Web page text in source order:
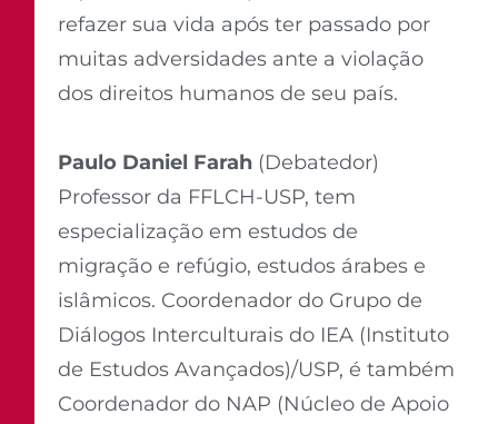
refazer sua vida após ter passado por
muitas adversidades ante a violação
dos direitos humanos de seu país.
Paulo Daniel Farah (Debatedor)
Professor da FFLCH-USP, tem
especialização em estudos de
migração e refúgio, estudos árabes e
islâmicos. Coordenador do Grupo de
Diálogos Interculturais do IEA (Instituto
de Estudos Avançados)/USP, é também
Coordenador do NAP (Núcleo de Apoio